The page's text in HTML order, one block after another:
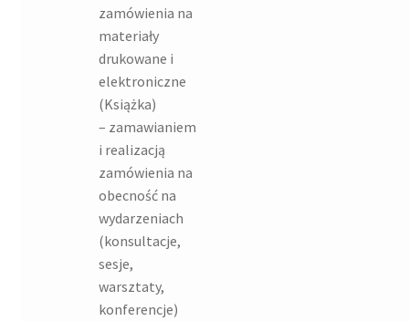
zamówienia na
materiały
drukowane i
elektroniczne
(Książka)
– zamawianiem
i realizacją
zamówienia na
obecność na
wydarzeniach
(konsultacje,
sesje,
warsztaty,
konferencje)